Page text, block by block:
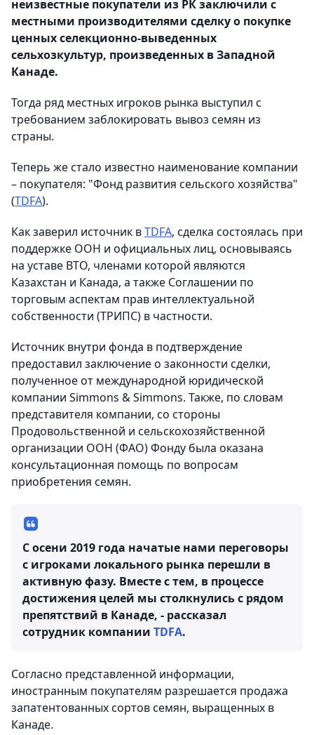
неизвестные покупатели из РК заключили с
местными производителями сделку о покупке
ценных селекционно-выведенных
сельхозкультур, произведенных в Западной
Канаде.
Тогда ряд местных игроков рынка выступил с
требованием заблокировать вывоз семян из
страны.
Теперь же стало известно наименование компании
– покупателя: "Фонд развития сельского хозяйства"
(TDFA).
Как заверил источник вTDFA, сделка состоялась при
поддержке ООН и официальных лиц, основываясь
на уставе ВТО, членами которой являются
Казахстан и Канада, а также Соглашении по
торговым аспектам прав интеллектуальной
собственности (ТРИПС) в частности.
Источник внутри фонда в подтверждение
предоставил заключение о законности сделки,
полученное от международной юридической
компании Simmons & Simmons. Также, по словам
представителя компании, со стороны
Продовольственной и сельскохозяйственной
организации ООН (ФАО) Фонду была оказана
консультационная помощь по вопросам
приобретения семян.
С осени 2019 года начатые нами переговоры
с игроками локального рынка перешли в
активную фазу. Вместе с тем, в процессе
достижения целей мы столкнулись с рядом
препятствий в Канаде, - рассказал
сотрудник компании TDFA.
Согласно представленной информации,
иностранным покупателям разрешается продажа
запатентованных сортов семян, выращенных в
Канаде.